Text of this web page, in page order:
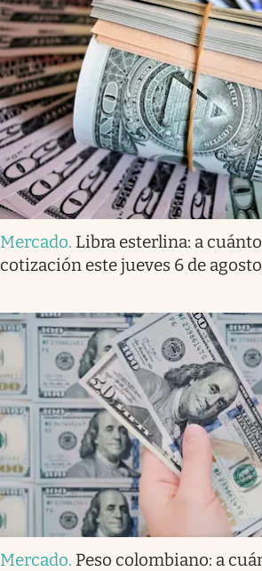
Mercado. Libra esterlina: a
cotización este jueves 6 de agosto
Mercado. Peso colombiano: a